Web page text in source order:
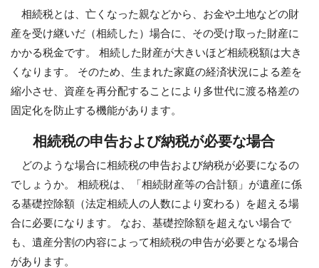
相続税とは、亡くなった親などから、お金や土地などの財
産を受け継いだ（相続した）場合に、その受け取った財産に
かかる税金です。 相続した財産が大きいほど相続税額は大き
くなります。 そのため、生まれた家庭の経済状況による差を
縮小させ、資産を再分配することにより多世代に渡る格差の
固定化を防止する機能があります。
相続税の申告および納税が必要な場合
どのような場合に相続税の申告および納税が必要になるの
でしょうか。 相続税は、「相続財産等の合計額」が遺産に係
る基礎控除額（法定相続人の人数により変わる）を超える場
合に必要になります。 なお、基礎控除額を超えない場合で
も、遺産分割の内容によって相続税の申告が必要となる場合
があります。